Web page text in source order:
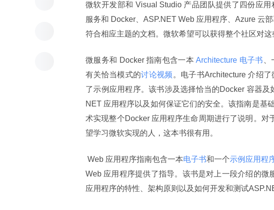
微软开发部和 Visual Studio 产品团队提供了四份应
服务和 Docker、ASP.NET Web 应用程序、Azure 云
符合相应主题的文档。微软希望可以获得整个社区对这
微服务和 Docker 指南包含一本 Architecture 电子书
有关恰当模式的讨论视频 。电子书Architecture 介绍
了示例应用程序。该书涉及选择恰当的Docker 容器
NET 应用程序以及如何保证它们的安全。该指南是基
术实现整个Docker 应用程序生命周期进行了说明。
望学习微软实现的人，这本书很有用。
Web 应用程序指南包含一本电子书和一个示例应用程
Web 应用程序提供了指导。该书是对上一段介绍的
应用程序的特性、架构原则以及如何开发和测试